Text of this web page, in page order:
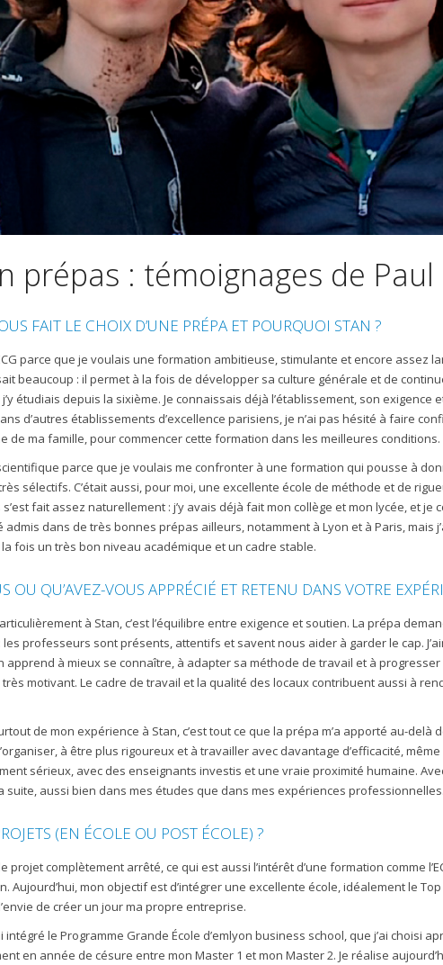
prépas : témoignages de Paul
FAIT LE CHOIX D’UNE PRÉPA ET POURQUOI STAN ?
parce que je voulais une formation ambitieuse, stimulante et encore assez
beaucoup : il permet à la fois de développer sa culture générale et de
j’y étudiais depuis la sixième. Je connaissais déjà l’établissement, son exigence
d’autres établissements d’excellence parisiens, je n’ai pas hésité à faire
de ma famille, pour commencer cette formation dans les meilleures conditions.
parce que je voulais me confronter à une formation qui pousse à
sélectifs. C’était aussi, pour moi, une excellente école de méthode et de
fait assez naturellement : j’y avais déjà fait mon collège et mon lycée, et je
admis dans de très bonnes prépas ailleurs, notamment à Lyon et à Paris, mais
fois un très bon niveau académique et un cadre stable.
OU QU’AVEZ-VOUS APPRÉCIÉ ET RETENU DANS VOTRE
à Stan, c’est l’équilibre entre exigence et soutien. La prépa
les professeurs sont présents, attentifs et savent nous aider à garder le cap.
apprend à mieux se connaître, à adapter sa méthode de travail et à
motivant. Le cadre de travail et la qualité des locaux contribuent aussi à
de mon expérience à Stan, c’est tout ce que la prépa m’a apporté au-delà
à être plus rigoureux et à travailler avec davantage d’efficacité,
sérieux, avec des enseignants investis et une vraie proximité humaine.
suite, aussi bien dans mes études que dans mes expériences professionnelles.
(EN ÉCOLE OU POST ÉCOLE) ?
projet complètement arrêté, ce qui est aussi l’intérêt d’une formation comme
Aujourd’hui, mon objectif est d’intégrer une excellente école, idéalement le
de créer un jour ma propre entreprise.
intégré le Programme Grande École d’emlyon business school, que j’ai choisi
en année de césure entre mon Master 1 et mon Master 2. Je réalise